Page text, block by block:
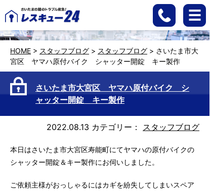
HOME > スタッフブログ > スタッフブログ > さいたま市大
宮区 ヤマハ原付バイク シャッター開錠 キー製作
さいたま市大宮区 ヤマハ原付バイク シ
ャッター開錠 キー製作
2022.08.13 カテゴリー： スタッフブログ
本日はさいたま市大宮区寿能町にてヤマハの原付バイクの
シャッター開錠＆キー製作にお伺いしました。
ご依頼主様がおっしゃるにはカギを紛失してしまいスペア